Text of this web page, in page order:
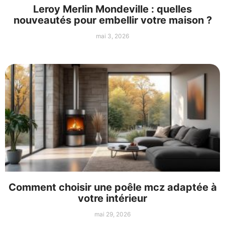
Leroy Merlin Mondeville : quelles
nouveautés pour embellir votre maison ?
mai 3, 2026
Comment choisir une poêle mcz adaptée à
votre intérieur
mai 29, 2026